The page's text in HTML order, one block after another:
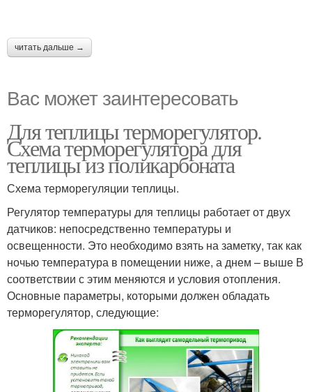
читать дальше →
Вас может заинтересовать
Для теплицы терморегулятор.
Схема терморегулятора для
теплицы из поликарбоната
Схема терморегуляции теплицы.
Регулятор температуры для теплицы работает от двух
датчиков: непосредственно температуры и
освещенности. Это необходимо взять на заметку, так как
ночью температура в помещении ниже, а днем – выше В
соответствии с этим меняются и условия отопления.
Основные параметры, которыми должен обладать
терморегулятор, следующие: